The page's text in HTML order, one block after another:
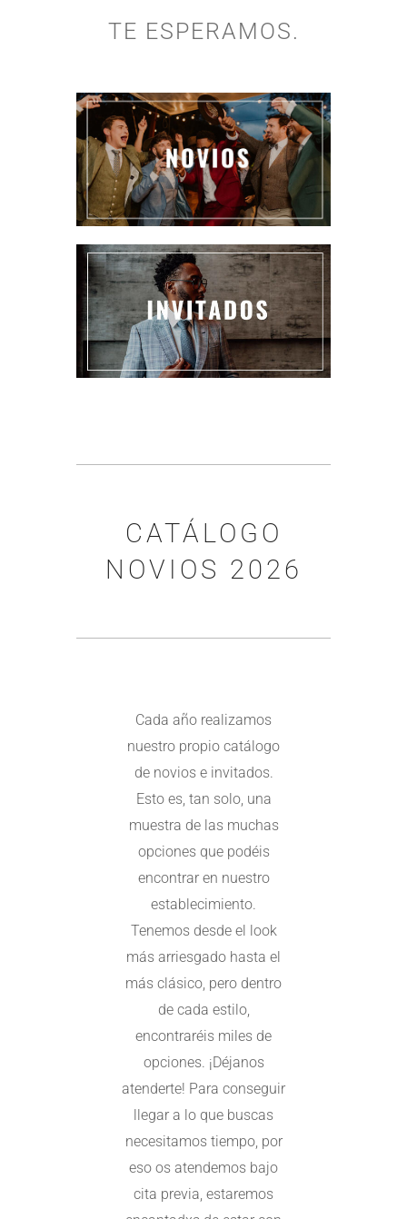
TE ESPERAMOS.
CATÁLOGO
NOVIOS 2026
Cada año realizamos
nuestro propio catálogo
de novios e invitados.
Esto es, tan solo, una
muestra de las muchas
opciones que podéis
encontrar en nuestro
establecimiento.
Tenemos desde el look
más arriesgado hasta el
más clásico, pero dentro
de cada estilo,
encontraréis miles de
opciones. ¡Déjanos
atenderte! Para conseguir
llegar a lo que buscas
necesitamos tiempo, por
eso os atendemos bajo
cita previa, estaremos